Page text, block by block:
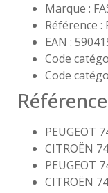
Marque :
Référence :
EAN :
Code
Code
PEUGEOT
CITROËN
PEUGEOT
CITROËN